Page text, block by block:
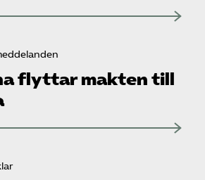
flyttar makten till